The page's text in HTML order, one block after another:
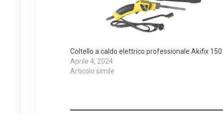
Coltello a caldo elettrico professionale Akifix 150
Aprile 4, 2024
Articolo simile